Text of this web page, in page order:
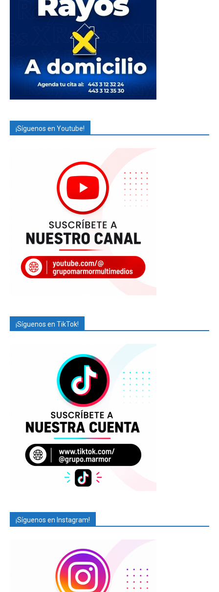
¡Síguenos en Youtube!
¡Síguenos en TikTok!
¡Síguenos en Instagram!